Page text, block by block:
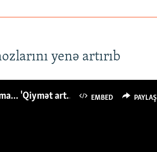
yenə artırıb
EMBED PAYLAŞ
Azərbaycanlı avropalıdan iki dəfə az ət yeyir, amma... 'Qiymət artımı qaçılmazdır'